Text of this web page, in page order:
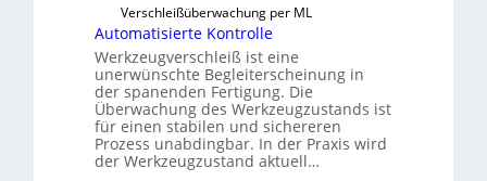
s
g
e
D
r
u
Verschleißüberwachung per ML
Automatisierte Kontrolle
Werkzeugverschleiß ist eine
unerwünschte Begleiterscheinung in
der spanenden Fertigung. Die
Überwachung des Werkzeugzustands ist
für einen stabilen und sichereren
Prozess unabdingbar. In der Praxis wird
der Werkzeugzustand aktuell…